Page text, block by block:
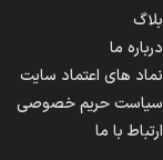
بلاگ
درباره ما
نماد های اعتماد سایت
سیاست حریم خصوصی
ارتباط با ما